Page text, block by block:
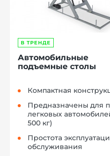
В ТРЕНДЕ
Автомобильные
подъемные столы
Компактная
Предназначены для
легковых
500 кг)
Простота
обслуживания